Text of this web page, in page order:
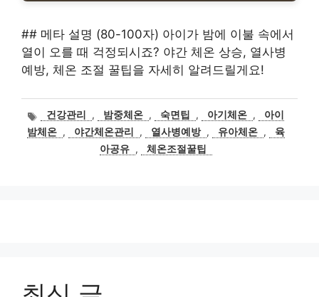
## 메타 설명 (80-100자) 아이가 밤에 이불 속에서
열이 오를 때 걱정되시죠? 야간 체온 상승, 열사병
예방, 체온 조절 꿀팁을 자세히 알려드릴게요!
태
그
건강관리 , 밤중체온 , 숙면팁 , 아기체온 ,
아이
밤체온 , 야간체온관리 , 열사병예방 , 유아체온 ,
육
아공유 , 체온조절꿀팁